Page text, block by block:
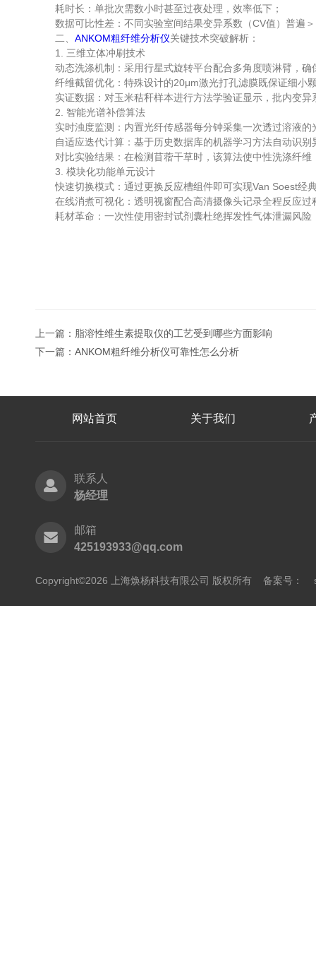
耗时长：单批次需数小时甚至过夜处理，效率低下；
数据可比性差：不同实验室间结果变异系数（CV值）普遍
二、 ANKOM粗纤维分析仪关键技术突破解析：
1. 三维立体冲刷技术
动态洗涤机制：采用行星式旋转平台配合多角度喷淋臂，确
纤维截留优化：特殊设计的20μm激光打孔滤膜既保证细小
实证数据：对玉米秸秆样本进行方法学验证显示，批内变异
2. 智能光谱补偿算法
实时浊度监测：内置光纤传感器每分钟采集一次透过溶液的
自适应迭代计算：基于历史数据库的机器学习方法自动识别
对比实验结果：在检测苜蓿干草时，该算法使中性洗涤纤维
3. 模块化功能单元设计
快速切换模式：通过更换反应槽组件即可实现Van Soest经
在线消煮可视化：透明视窗配合高清摄像头记录全程反应过
耗材革命：一次性使用密封试剂囊杜绝挥发性气体泄漏风险
上一篇： 脂溶性维生素提取仪的工艺受到哪些方面影响
下一篇： ANKOM粗纤维分析仪可靠性怎么分析
网站首页 关于我们
联系人
杨经理
邮箱
425193933@qq.com
Copyright©2026 上海焕杨科技有限公司 版权所有 备案号：